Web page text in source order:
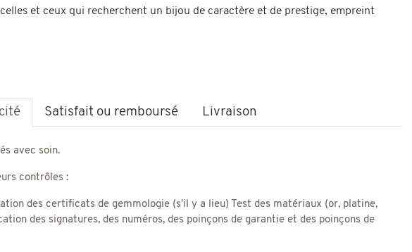
et ceux qui recherchent un bijou de caractère et de prestige, empreint
Satisfait ou remboursé Livraison
avec soin.
contrôles :
des certificats de gemmologie (s'il y a lieu) Test des matériaux (or, platine,
des signatures, des numéros, des poinçons de garantie et des poinçons de